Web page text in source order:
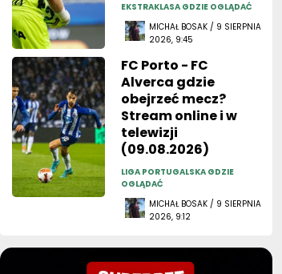
EKSTRAKLASA GDZIE OGLĄDAĆ
MICHAŁ BOSAK / 9 SIERPNIA
2026, 9:45
FC Porto - FC
Alverca gdzie
obejrzeć mecz?
Stream online i w
telewizji
(09.08.2026)
LIGA PORTUGALSKA GDZIE
OGLĄDAĆ
MICHAŁ BOSAK / 9 SIERPNIA
2026, 9:12